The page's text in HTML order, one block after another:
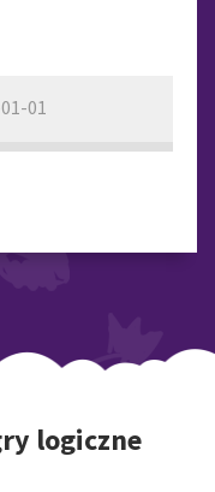
01
logiczne